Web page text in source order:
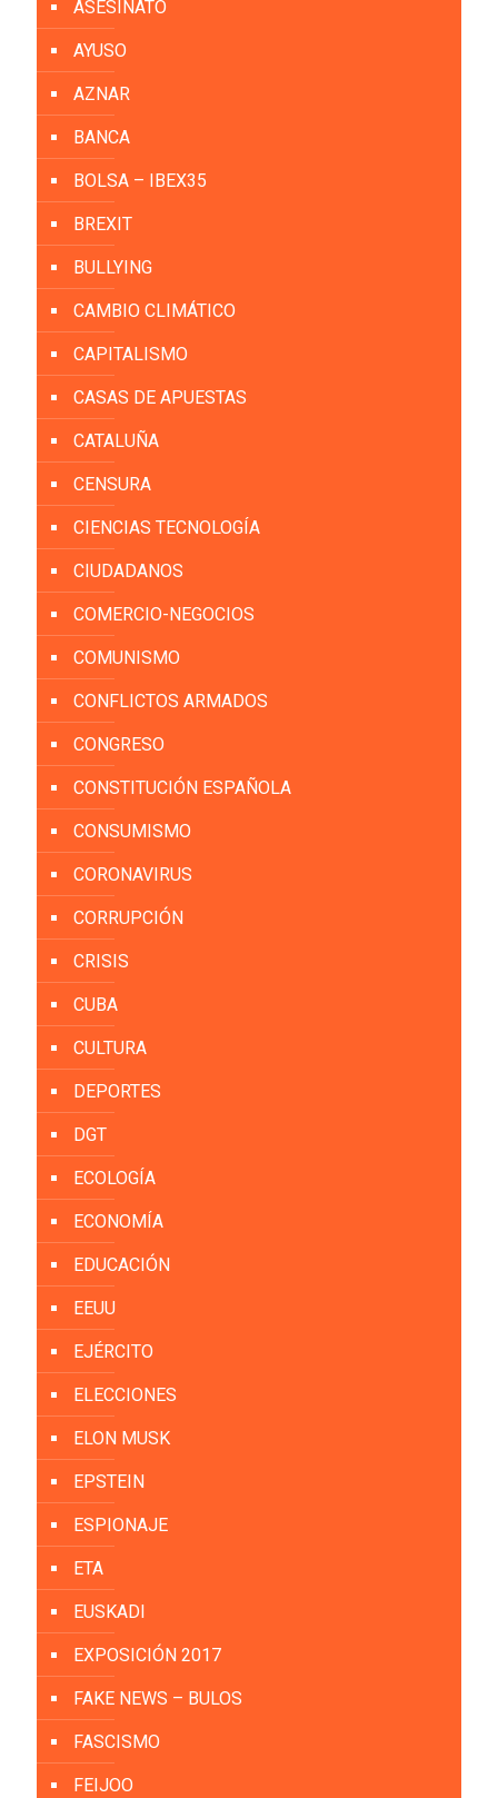
ASESINATO
AYUSO
AZNAR
BANCA
BOLSA – IBEX35
BREXIT
BULLYING
CAMBIO CLIMÁTICO
CAPITALISMO
CASAS DE APUESTAS
CATALUÑA
CENSURA
CIENCIAS TECNOLOGÍA
CIUDADANOS
COMERCIO-NEGOCIOS
COMUNISMO
CONFLICTOS ARMADOS
CONGRESO
CONSTITUCIÓN ESPAÑOLA
CONSUMISMO
CORONAVIRUS
CORRUPCIÓN
CRISIS
CUBA
CULTURA
DEPORTES
DGT
ECOLOGÍA
ECONOMÍA
EDUCACIÓN
EEUU
EJÉRCITO
ELECCIONES
ELON MUSK
EPSTEIN
ESPIONAJE
ETA
EUSKADI
EXPOSICIÓN 2017
FAKE NEWS – BULOS
FASCISMO
FEIJOO